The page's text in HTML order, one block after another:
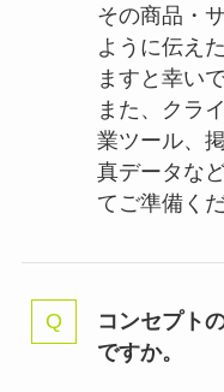
その商品・
ように伝え
ますと幸いで
また、クラ
業ツール、
真データな
てご準備くだ
コンセプト
ですか。